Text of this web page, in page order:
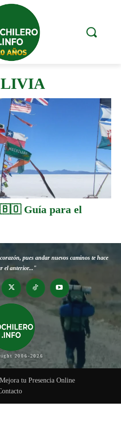
Guía para el
pues andar nuevos caminos te hace
el anterior..."
2006-2026
Mejora tu Presencia Online